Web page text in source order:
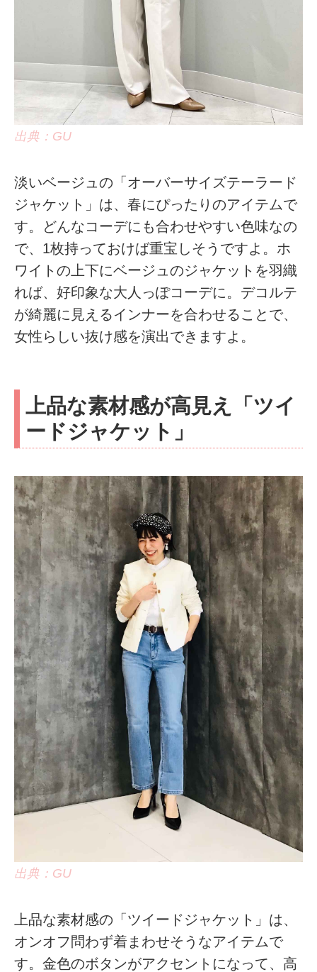
出典：GU
淡いベージュの「オーバーサイズテーラード
ジャケット」は、春にぴったりのアイテムで
す。どんなコーデにも合わせやすい色味なの
で、1枚持っておけば重宝しそうですよ。ホ
ワイトの上下にベージュのジャケットを羽織
れば、好印象な大人っぽコーデに。デコルテ
が綺麗に見えるインナーを合わせることで、
女性らしい抜け感を演出できますよ。
上品な素材感が高見え「ツイ
ードジャケット」
出典：GU
上品な素材感の「ツイードジャケット」は、
オンオフ問わず着まわせそうなアイテムで
す。金色のボタンがアクセントになって、高